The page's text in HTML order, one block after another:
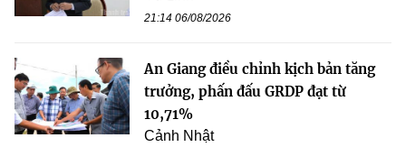
21:14 06/08/2026
An Giang điều chỉnh kịch bản tăng
trưởng, phấn đấu GRDP đạt từ
10,71%
Cảnh Nhật